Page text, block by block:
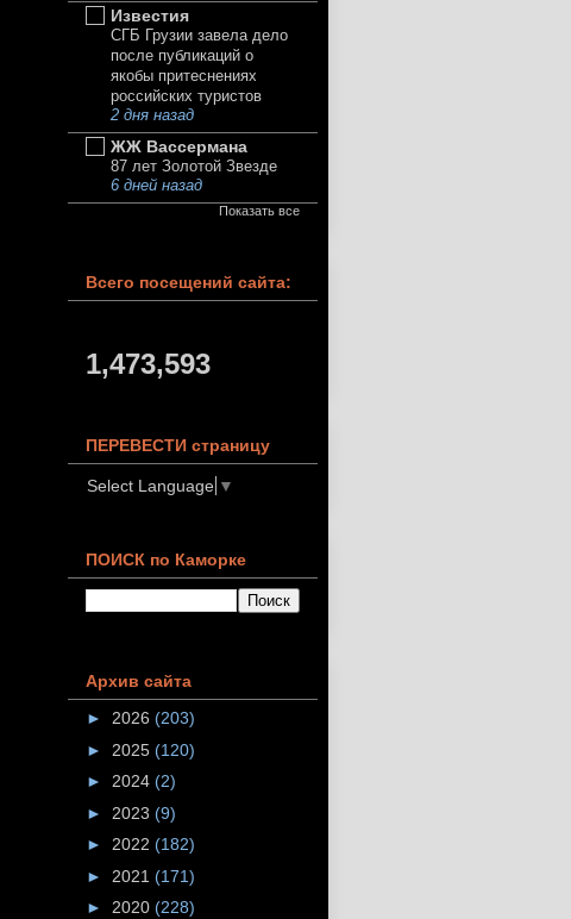
Известия
СГБ Грузии завела дело
после публикаций о
якобы притеснениях
российских туристов
2 дня назад
ЖЖ Вассермана
87 лет Золотой Звезде
6 дней назад
Показать все
Всего посещений сайта:
1,473,593
ПЕРЕВЕСТИ страницу
Select Language ▼
ПОИСК по Каморке
Архив сайта
► 2026 (203)
► 2025 (120)
► 2024 (2)
► 2023 (9)
► 2022 (182)
► 2021 (171)
► 2020 (228)